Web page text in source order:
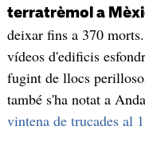
terratrèmol a
deixar fins a 370
vídeos d'edificis
fugint de llocs
també s'ha notat a
vintena de trucades al